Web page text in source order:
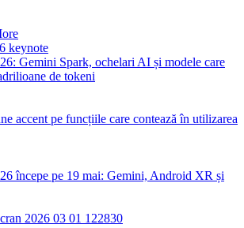
Gemini Spark, ochelari AI și modele care
de tokeni
accent pe funcțiile care contează în utilizarea
începe pe 19 mai: Gemini, Android XR și